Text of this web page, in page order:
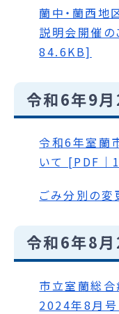
蘭中・蘭西地
説明会開催の
84.6KB]
令和6年9
令和6年室蘭
いて [PDF
ごみ分別の
令和6年8
市立室蘭総合
2024年8月